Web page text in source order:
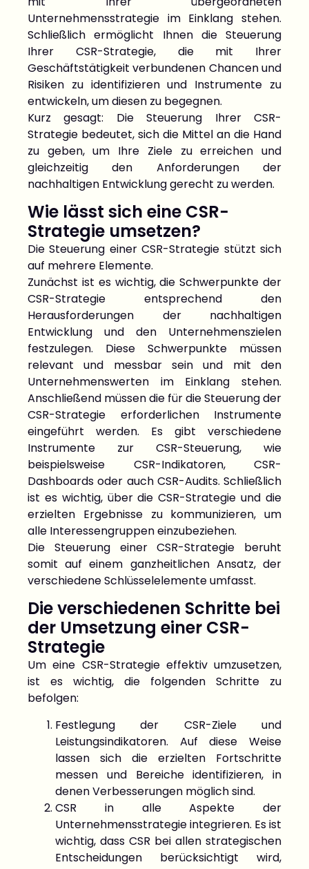
Unternehmensstrategie im Einklang stehen.
Schließlich ermöglicht Ihnen die Steuerung
Ihrer CSR-Strategie, die mit Ihrer
Geschäftstätigkeit verbundenen Chancen und
Risiken zu identifizieren und Instrumente zu
entwickeln, um diesen zu begegnen.
Kurz gesagt: Die Steuerung Ihrer CSR-
Strategie bedeutet, sich die Mittel an die Hand
zu geben, um Ihre Ziele zu erreichen und
gleichzeitig den Anforderungen der
nachhaltigen Entwicklung gerecht zu werden.
Wie lässt sich eine CSR-
Strategie umsetzen?
Die Steuerung einer CSR-Strategie stützt sich
auf mehrere Elemente.
Zunächst ist es wichtig, die Schwerpunkte der
CSR-Strategie entsprechend den
Herausforderungen der nachhaltigen
Entwicklung und den Unternehmenszielen
festzulegen. Diese Schwerpunkte müssen
relevant und messbar sein und mit den
Unternehmenswerten im Einklang stehen.
Anschließend müssen die für die Steuerung der
CSR-Strategie erforderlichen Instrumente
eingeführt werden. Es gibt verschiedene
Instrumente zur CSR-Steuerung, wie
beispielsweise CSR-Indikatoren, CSR-
Dashboards oder auch CSR-Audits. Schließlich
ist es wichtig, über die CSR-Strategie und die
erzielten Ergebnisse zu kommunizieren, um
alle Interessengruppen einzubeziehen.
Die Steuerung einer CSR-Strategie beruht
somit auf einem ganzheitlichen Ansatz, der
verschiedene Schlüsselelemente umfasst.
Die verschiedenen Schritte bei
der Umsetzung einer CSR-
Strategie
Um eine CSR-Strategie effektiv umzusetzen,
ist es wichtig, die folgenden Schritte zu
befolgen:
Festlegung der CSR-Ziele und
Leistungsindikatoren. Auf diese Weise
lassen sich die erzielten Fortschritte
messen und Bereiche identifizieren, in
denen Verbesserungen möglich sind.
CSR in alle Aspekte der
Unternehmensstrategie integrieren. Es ist
wichtig, dass CSR bei allen strategischen
Entscheidungen berücksichtigt wird,